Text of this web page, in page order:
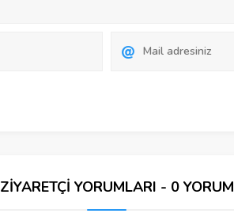
ZİYARETÇİ YORUMLARI - 0 YORUM